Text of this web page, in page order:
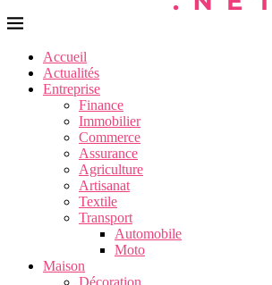
Accueil
Actualités
Entreprise
Finance
Immobilier
Commerce
Assurance
Agriculture
Artisanat
Textile
Transport
Automobile
Moto
Maison
Décoration